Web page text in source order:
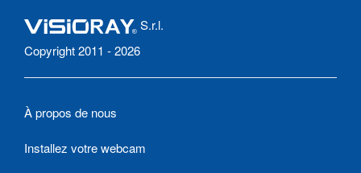
S.r.l.
Copyright 2011 - 2026
À propos de nous
Installez votre webcam